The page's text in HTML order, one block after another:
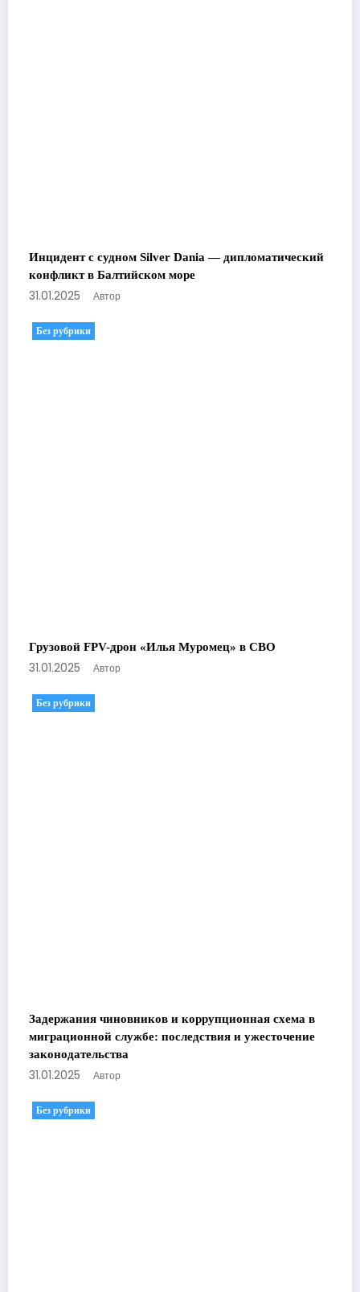
Инцидент с судном Silver Dania — дипломатический
конфликт в Балтийском море
31.01.2025 Автор
Без рубрики
Грузовой FPV-дрон «Илья Муромец» в СВО
31.01.2025 Автор
Без рубрики
Задержания чиновников и коррупционная схема в
миграционной службе: последствия и ужесточение
законодательства
31.01.2025 Автор
Без рубрики